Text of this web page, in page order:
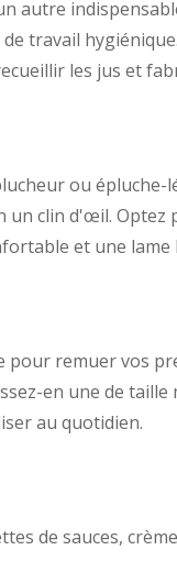
autre
travail
les jus et
ou
un clin d'œil.
et une lame
pour remuer vos
en une de
au quotidien.
de sauces,